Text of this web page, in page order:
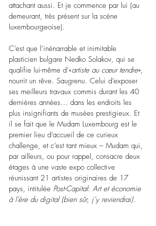
attachant aussi. Et je commence par lui (au
demeurant, très présent sur la scène
luxembourgeoise).
C’est que l’inénarrable et inimitable
plasticien bulgare Nedko Solakov, qui se
qualifie lui-même d’«artiste au cœur tendre»,
nourrit un rêve. Saugrenu. Celui d’exposer
ses meilleurs travaux commis durant les 40
dernières années… dans les endroits les
plus insignifiants de musées prestigieux. Et
il se fait que le Mudam Luxembourg est le
premier lieu d’accueil de ce curieux
challenge, et c’est tant mieux – Mudam qui,
par ailleurs, ou pour rappel, consacre deux
étages à une vaste expo collective
réunissant 21 artistes originaires de 17
pays, intitulée Post-Capital: Art et économie
à l’ère du digital (bien sûr, j’y reviendrai).